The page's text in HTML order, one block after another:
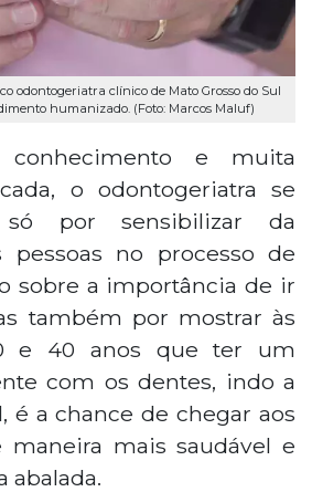
odontogeriatra clínico de Mato Grosso do Sul
humanizado. (Foto: Marcos Maluf)
conhecimento e muita
o odontogeriatra se
por sensibilizar da
pessoas no processo de
sobre a importância de ir
também por mostrar às
e 40 anos que ter um
com os dentes, indo a
é a chance de chegar aos
maneira mais saudável e
abalada.